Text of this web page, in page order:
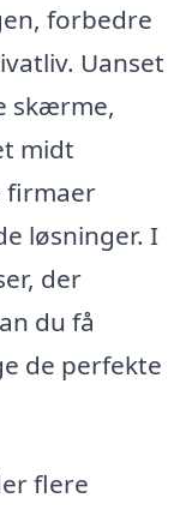
forbedre
Uanset
skærme,
midt
firmaer
løsninger. I
der
du få
de perfekte
flere